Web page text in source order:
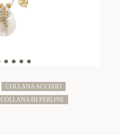
COLLANA ACCIAIO
COLLANA DI PERLINE